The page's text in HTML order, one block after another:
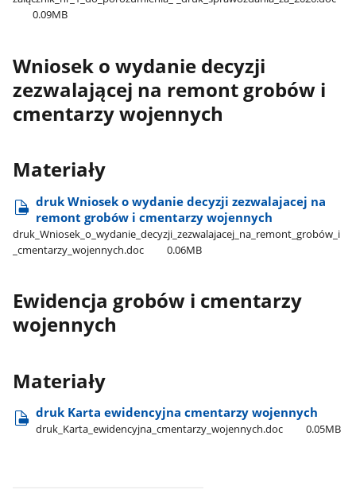
0.09MB
Wniosek o wydanie decyzji
zezwalającej na remont grobów i
cmentarzy wojennych
Materiały
druk Wniosek o wydanie decyzji zezwalajacej na
remont grobów i cmentarzy wojennych
druk​_Wniosek​_o​_wydanie​_decyzji​_zezwalajacej​_na​_remont​_grobów​_i​
_cmentarzy​_wojennych.doc
0.06MB
Ewidencja grobów i cmentarzy
wojennych
Materiały
druk Karta ewidencyjna cmentarzy wojennych
druk​_Karta​_ewidencyjna​_cmentarzy​_wojennych.doc 0.05MB